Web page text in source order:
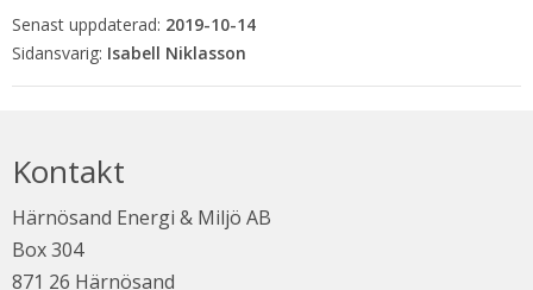
Senast uppdaterad: 2019-10-14
Isabell Niklasson
Kontakt
Härnösand Energi & Miljö AB
Box 304
871 26 Härnösand